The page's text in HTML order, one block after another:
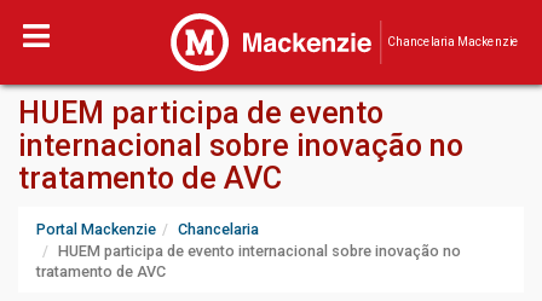
Chancelaria Mackenzie
HUEM participa de evento
internacional sobre inovação no
tratamento de AVC
Portal Mackenzie
Chancelaria
HUEM participa de evento internacional sobre inovação no
tratamento de AVC